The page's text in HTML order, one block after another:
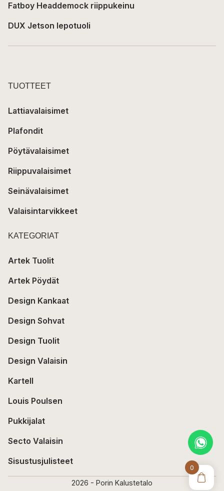
0
Fatboy Headdemock riippukeinu
DUX Jetson lepotuoli
TUOTTEET
Lattiavalaisimet
Plafondit
Pöytävalaisimet
Riippuvalaisimet
Seinävalaisimet
Valaisintarvikkeet
KATEGORIAT
Artek Tuolit
Artek Pöydät
Design Kankaat
Design Sohvat
Design Tuolit
Design Valaisin
Kartell
Louis Poulsen
Pukkijalat
Secto Valaisin
Sisustusjulisteet
2026 - Porin Kalustetalo